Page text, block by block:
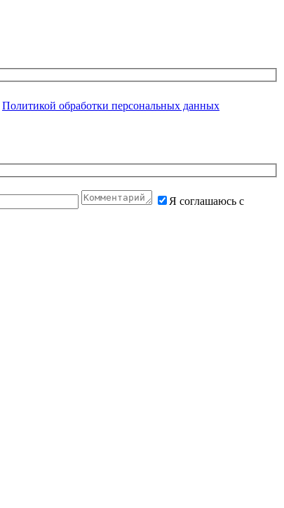
Политикой обработки персональных данных
Я соглашаюсь с